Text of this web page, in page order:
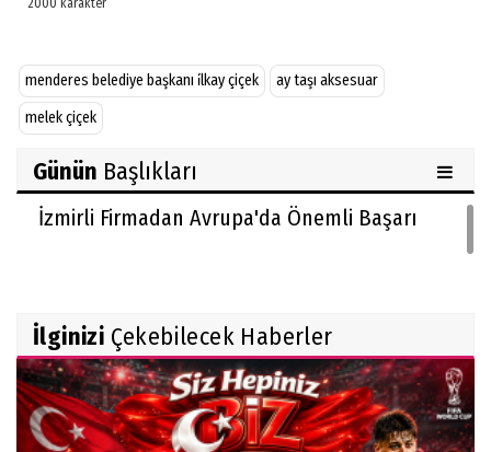
​​​​​​​menderes belediye başkanı i̇lkay çiçek
ay taşı aksesuar
melek çiçek
Günün Başlıkları
İzmirli Firmadan Avrupa'da Önemli Başarı
İlginizi Çekebilecek Haberler